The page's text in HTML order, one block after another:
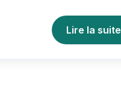
Lire la suite